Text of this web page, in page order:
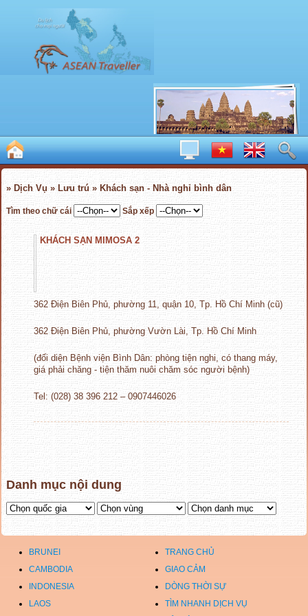
» Dịch Vụ » Lưu trú » Khách sạn - Nhà nghỉ bình dân
Tìm theo chữ cái Sắp xếp
KHÁCH SẠN MIMOSA 2
362 Điện Biên Phủ, phường 11, quận 10, Tp. Hồ Chí Minh (cũ)
362 Điện Biên Phủ, phường Vườn Lài, Tp. Hồ Chí Minh
(đối diện Bệnh viện Bình Dân: phòng tiện nghi, có thang máy,
giá phải chăng - tiện thăm nuôi chăm sóc người bệnh)
Tel: (028) 38 396 212 – 0907446026
Danh mục nội dung
BRUNEI
TRANG CHỦ
CAMBODIA
GIAO CẢM
INDONESIA
DÒNG THỜI SỰ
LAOS
TÌM NHANH DỊCH VỤ